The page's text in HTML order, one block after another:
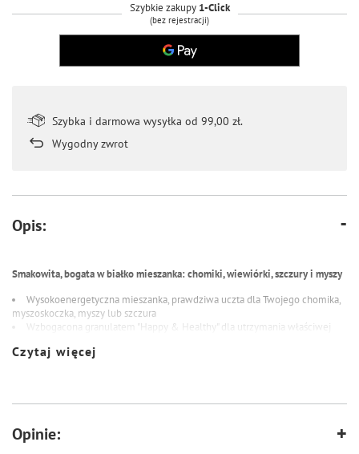
Szybkie zakupy 1-Click
(bez rejestracji)
Szybka i darmowa wysyłka od 99,00 zł.
Wygodny zwrot
Opis:
Smakowita, bogata w białko mieszanka: chomiki, wiewiórki, szczury i myszy
Wysokoenergetyczna mieszanka, prawdziwa uczta dla Twojego chomika,
myszoskoczka, myszy lub szczura
Wzbogacona granulatem "Happy & Healthy" dla utrzymania właściwej
Łatwa w użyciu dzięki opakowaniu z możliwością wielokrotnego
Czytaj więcej
Opinie: